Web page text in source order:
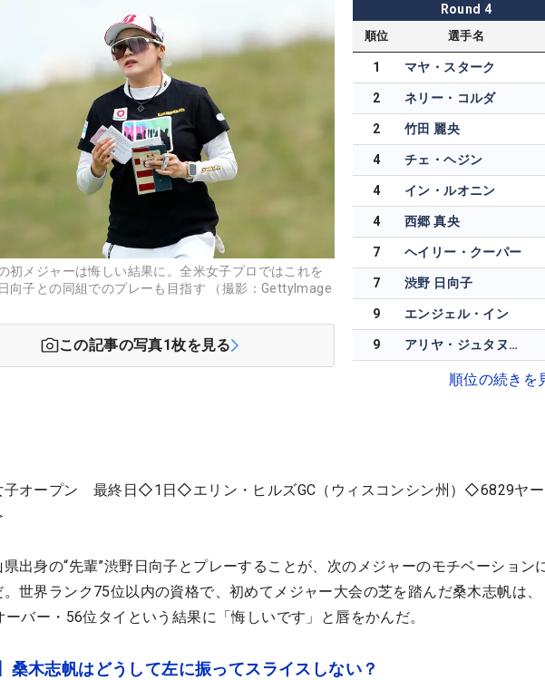
初メジャーは悔しい結果に。全米女子プロではこれを
向子との同組でのプレーも目指す （撮影：GettyImage
この記事の写真1枚を見る
Round 4
順位 選手名
1 マヤ・スターク
2 ネリー・コルダ
2 竹田 麗央
4 チェ・ヘジン
4 イン・ルオニン
4 西郷 真央
7 ヘイリー・クーパー
7 渋野 日向子
9 エンジェル・イン
9 アリヤ・ジュタヌガーン
順位の続きを
子オープン 最終日◇1日◇エリン・ヒルズGC（ウィスコンシン州）◇6829ヤー
県出身の“先輩”渋野日向子とプレーすることが、次のメジャーのモチベーション
。世界ランク75位以内の資格で、初めてメジャー大会の芝を踏んだ桑木志帆は、
ーバー・56位タイという結果に「悔しいです」と唇をかんだ。
桑木志帆はどうして左に振ってスライスしない？